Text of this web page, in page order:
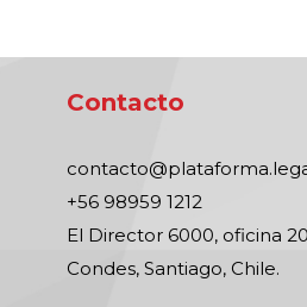
Contacto
+56 98959 1212
El Director 6000, oficina
Condes, Santiago, Chile.